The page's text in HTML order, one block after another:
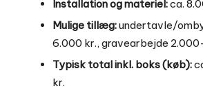
Installation og materiel:ca.
Mulige tillæg:undertavle/
6.000 kr., gravearbejde
Typisk total inkl. boks (køb):
kr.